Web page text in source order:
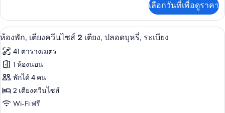
ไซส์
2
เตียง
เกี่ยว
กับ
ห้อง
เตียง
ควีน
ไซส์
2
เตียง
เลือกวันที่เพื่อดูราคา
เปิด
ภาพถ่าย
ทั้งหมด
ของ
ห้อง
พัก,
ห้องพัก, เตียงควีนไซส์ 2 เตียง, ปลอด
4
ห้องพัก, เตียงควีนไซส์ 2 เตียง, ปลอดบุหรี่, ระเบียง
41 ตารางเมตร
1 ห้องนอน
พักได้ 4 คน
2 เตียงควีนไซส์
Wi-Fi ฟรี